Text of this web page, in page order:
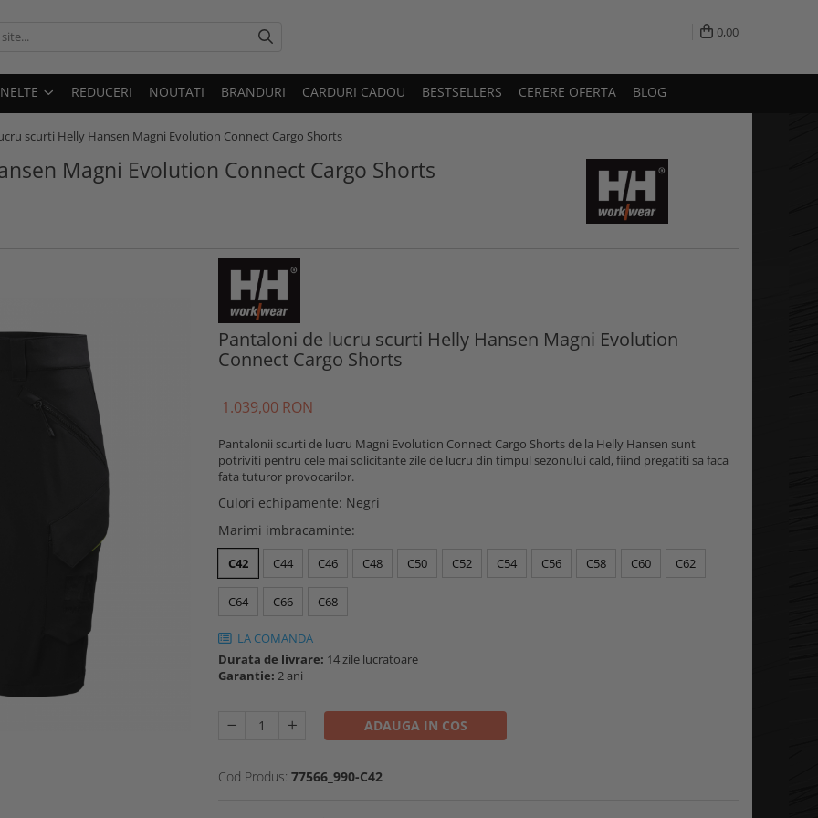
0,00
REDUCERI NOUTATI BRANDURI CARDURI CADOU BESTSELLERS CERERE OFERTA BLOG
scurti Helly Hansen Magni Evolution Connect Cargo Shorts
Magni Evolution Connect Cargo Shorts
Pantaloni de lucru scurti Helly Hansen Magni Evolution
Connect Cargo Shorts
1.039,00 RON
Pantalonii scurti de lucru Magni Evolution Connect Cargo Shorts de la Helly Hansen sunt
potriviti pentru cele mai solicitante zile de lucru din timpul sezonului cald, fiind pregatiti sa faca
fata tuturor provocarilor.
Culori echipamente: Negri
Marimi imbracaminte:
C42 C44 C46 C48 C50 C52 C54 C56 C58 C60 C62
C64 C66 C68
LA COMANDA
Durata de livrare: 14 zile lucratoare
Garantie: 2 ani
ADAUGA IN COS
Cod Produs: 77566_990-C42